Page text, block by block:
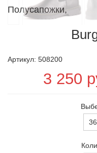
Полусапожки,
Артикул: 508200
3 250
36